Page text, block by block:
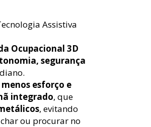
Assistiva
Ocupacional 3D
segurança
menos esforço e
integrado, que
, evitando
ou procurar no